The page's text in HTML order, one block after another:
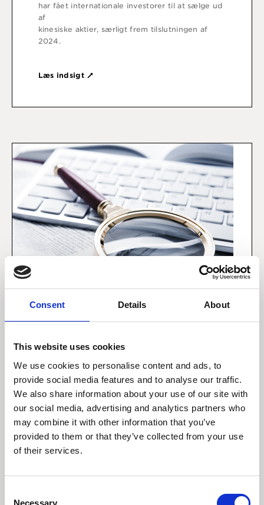
Consent Details About
This website uses cookies
We use cookies to personalise content and ads, to
provide social media features and to analyse our traffic.
We also share information about your use of our site with
our social media, advertising and analytics partners who
may combine it with other information that you’ve
provided to them or that they’ve collected from your use
of their services.
Necessary
har fået internationale investorer til at sælge ud
af
kinesiske aktier, særligt frem tilslutningen af
2024.
Læs indsigt
10 februar 2025
Passive investeringer
udfordrer sund
markedsdynamik
Selvom passive strategier tilbyder billige og
bredt diversificerede investeringer, belyser
vores analyse, at der er behov for en bedre